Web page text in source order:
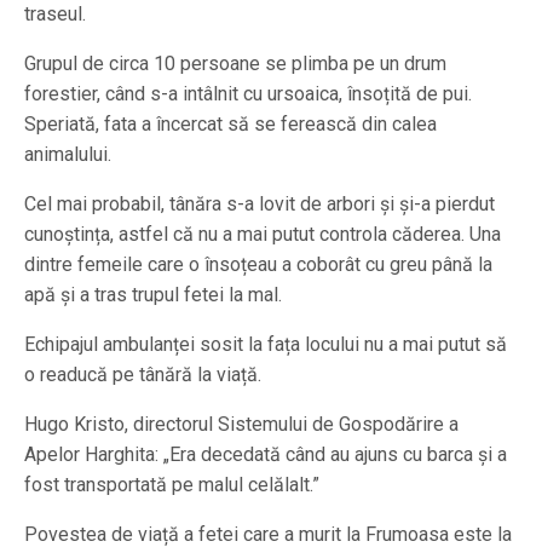
traseul.
Grupul de circa 10 persoane se plimba pe un drum
forestier, când s-a intâlnit cu ursoaica, însoțită de pui.
Speriată, fata a încercat să se ferească din calea
animalului.
Cel mai probabil, tânăra s-a lovit de arbori și și-a pierdut
cunoștința, astfel că nu a mai putut controla căderea. Una
dintre femeile care o însoțeau a coborât cu greu până la
apă și a tras trupul fetei la mal.
Echipajul ambulanței sosit la fața locului nu a mai putut să
o readucă pe tânără la viață.
Hugo Kristo, directorul Sistemului de Gospodărire a
Apelor Harghita: „Era decedată când au ajuns cu barca și a
fost transportată pe malul celălalt.”
Povestea de viață a fetei care a murit la Frumoasa este la